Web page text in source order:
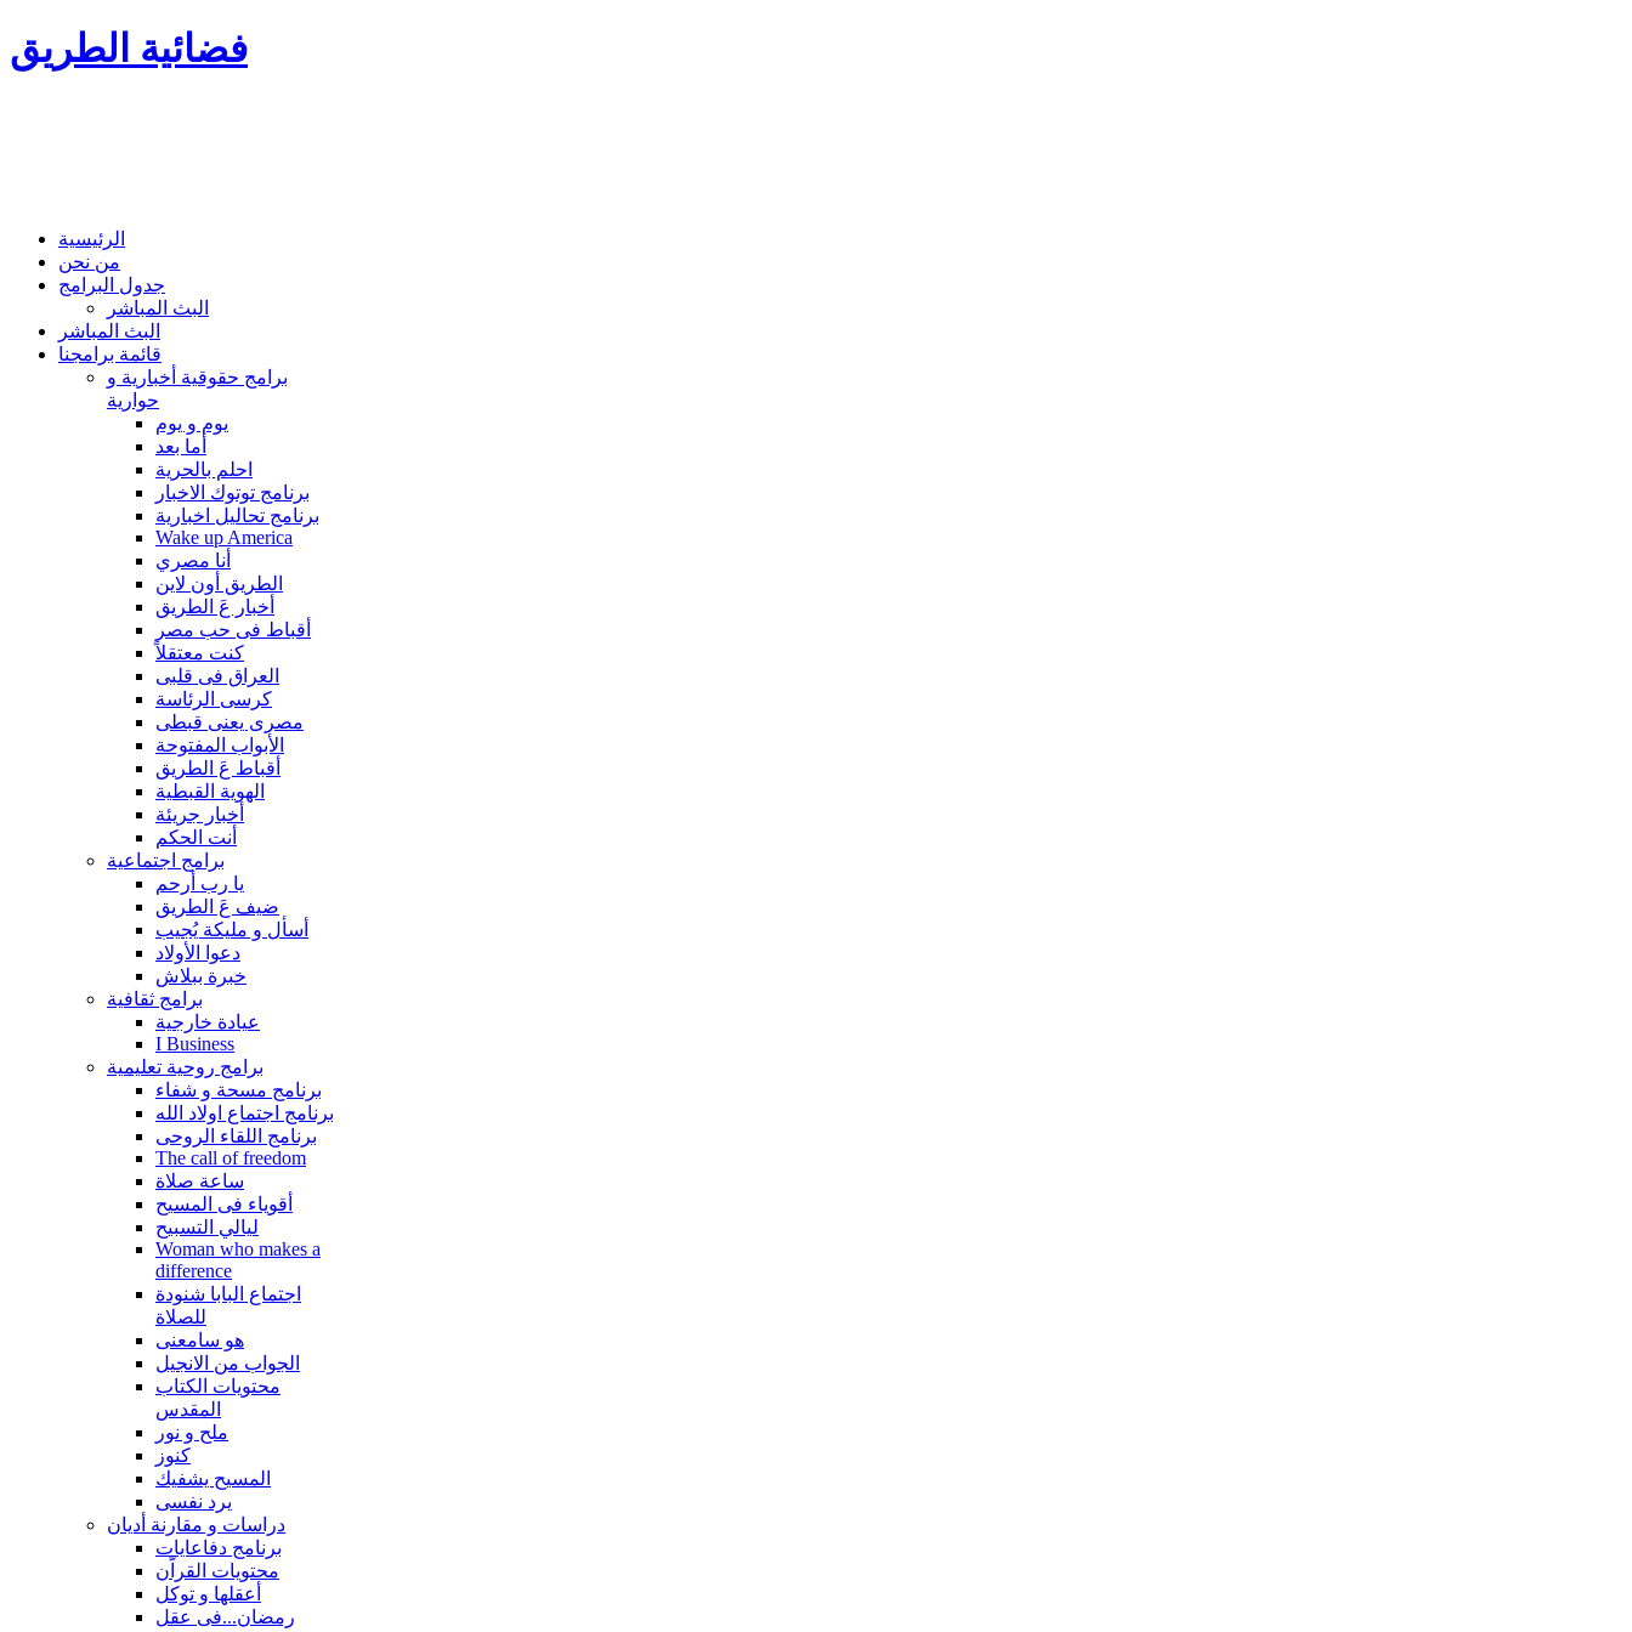
فضائية الطريق
الرئيسية
من نحن
جدول البرامج
البث المباشر
البث المباشر
قائمة برامجنا
برامج حقوقية أخبارية و
حوارية
يوم و يوم
أما بعد
احلم بالحرية
برنامج توتوك الاخبار
برنامج تحاليل اخبارية
Wake up America
أنا مصري
الطريق أون لاين
أخبار عَ الطريق
أقباط فى حب مصر
كنت معتقلاً
العراق فى قلبى
كرسى الرئاسة
مصرى يعنى قبطى
الأبواب المفتوحة
أقباط عَ الطريق
الهوية القبطية
أخبار جريئة
أنت الحكم
برامج اجتماعية
يا رب أرحم
ضيف عَ الطريق
أسأل و مليكة يُجيب
دعوا الأولاد
خبرة ببلاش
برامج ثقافية
عيادة خارجية
I Business
برامج روحية تعليمية
برنامج مسحة و شفاء
برنامج اجتماع اولاد الله
برنامج اللقاء الروحى
The call of freedom
ساعة صلاة
أقوياء فى المسيح
ليالي التسبيح
Woman who makes a
difference
اجتماع البابا شنودة
للصلاة
هو سامعنى
الجواب من الانجيل
محتويات الكتاب
المقدس
ملح و نور
كنوز
المسيح يشفيك
يرد نفسى
دراسات و مقارنة أديان
برنامج دفاعايات
محتويات القراّن
أعقلها و توكل
رمضان...فى عقل